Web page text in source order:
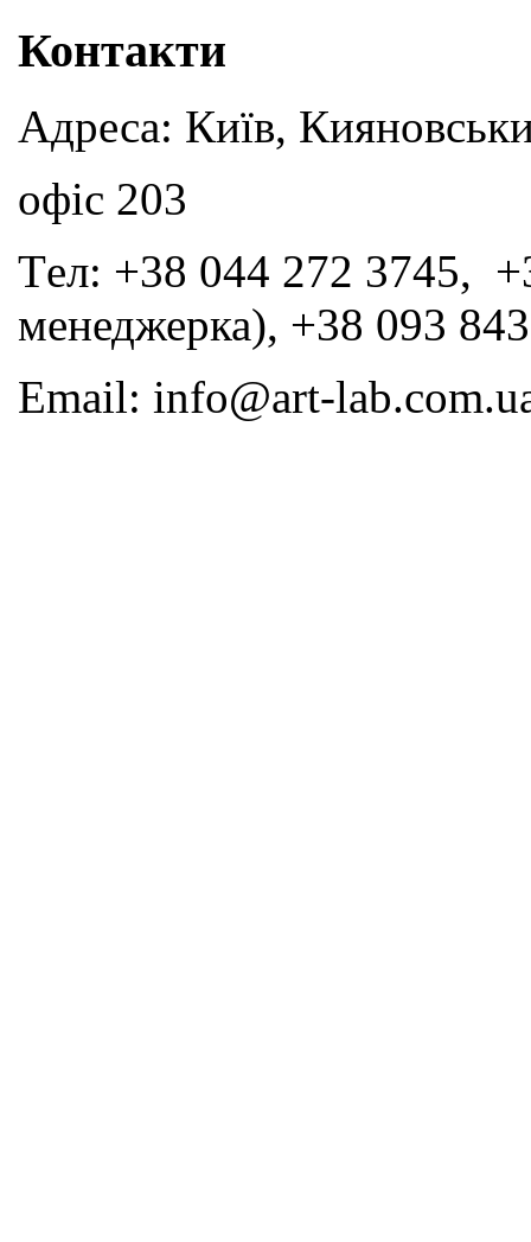
Контакти
Адреса: Київ,
офіс 203
Tел: +38 044 272 3745,
менеджерка), +38 093
Email: info@art-